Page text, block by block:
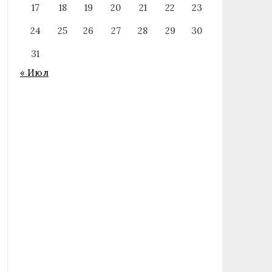
17 18 19 20 21 22
23
24
25 26 27 28 29
30
31
« Июл